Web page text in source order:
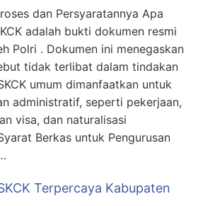
dan Persyaratannya Apa
adalah bukti dokumen resmi
Polri . Dokumen ini menegaskan
tidak terlibat dalam tindakan
umum dimanfaatkan untuk
administratif, seperti pekerjaan,
visa, dan naturalisasi
Berkas untuk Pengurusan
Terpercaya Kabupaten